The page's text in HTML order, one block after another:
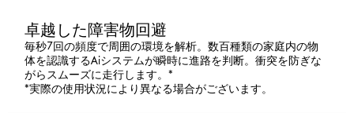
卓越した障害物回避
毎秒7回の頻度で周囲の環境を解析。数百種類の家庭内の物
体を認識するAiシステムが瞬時に進路を判断。衝突を防ぎな
がらスムーズに走行します。*
*実際の使用状況により異なる場合がございます。